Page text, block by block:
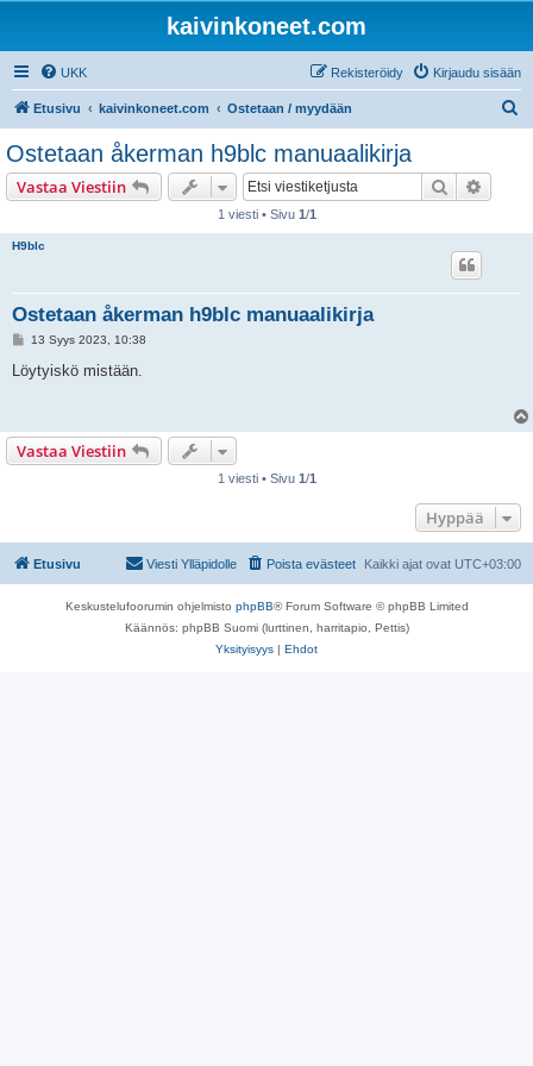
kaivinkoneet.com
UKK Kirjaudu sisään
Rekisteröidy
Etusivu kaivinkoneet.com Ostetaan / myydään
Ostetaan åkerman h9blc manuaalikirja
Vastaa Viestiin Etsi
1 viesti • Sivu 1/1
H9blc
Ostetaan åkerman h9blc manuaalikirja
V
e
s
13 Syys 2023, 10:38
Löytyiskö mistään.
Vastaa Viestiin
1 viesti • Sivu 1/1
Hyppää
Etusivu Kaikki ajat ovat UTC+03:00
Poista evästeet
Viesti Ylläpidolle
Keskustelufoorumin ohjelmisto phpBB® Forum Software © phpBB Limited
Käännös: phpBB Suomi (lurttinen, harritapio, Pettis)
Yksityisyys | Ehdot